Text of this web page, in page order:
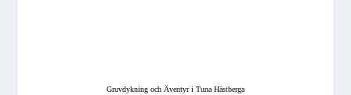
Gruvdykning och Äventyr i Tuna Hästberga